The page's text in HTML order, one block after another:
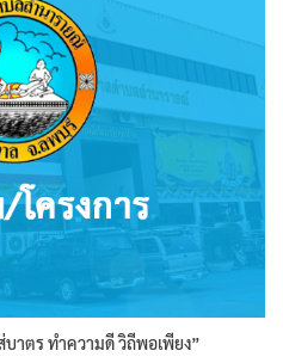
าตร ทำความดี วิถีพอเพียง”